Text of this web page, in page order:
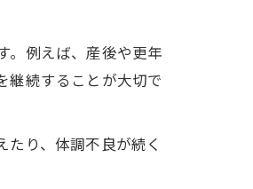
。例えば、産後や更年
継続することが大切で
り、体調不良が続く